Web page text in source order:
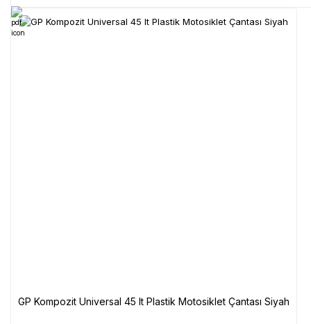
GP Kompozit Universal 45 lt Plastik Motosiklet Çantası Siyah